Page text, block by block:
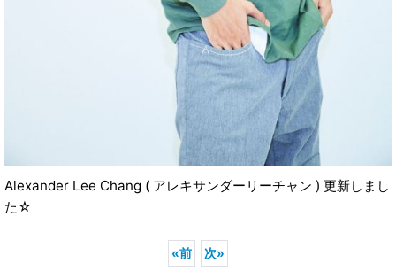
Alexander Lee Chang ( アレキサンダーリーチャン ) 更新しまし
た☆
«前 次»